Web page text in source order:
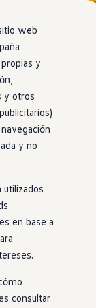
web
y
y otros
y no
en base a
consultar